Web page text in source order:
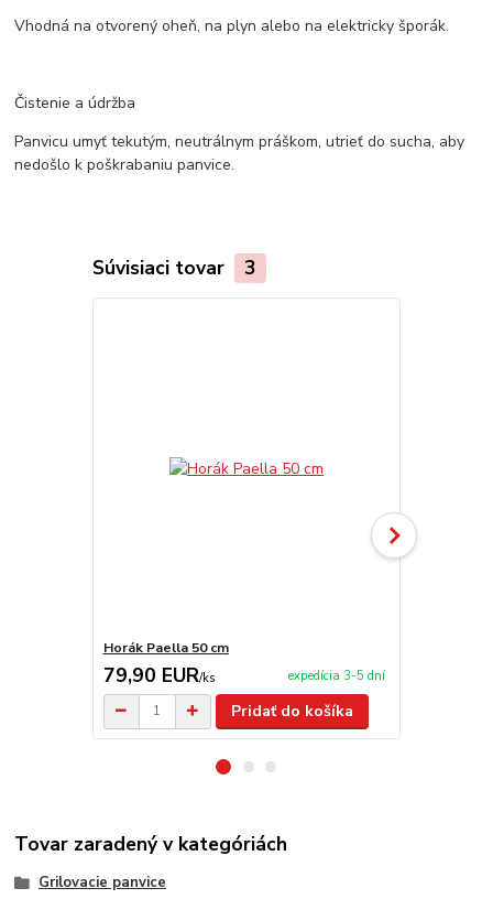
Vhodná na otvorený oheň, na plyn alebo na elektricky šporák.
Čistenie a údržba
Panvicu umyť tekutým, neutrálnym práškom, utrieť do sucha, aby
nedošlo k poškrabaniu panvice.
Súvisiaci tovar 3
Horák Paella 50 cm
79,90 EUR/ks expedícia 3-5 dní
Pridať do košíka
Tovar zaradený v kategóriách
Grilovacie panvice